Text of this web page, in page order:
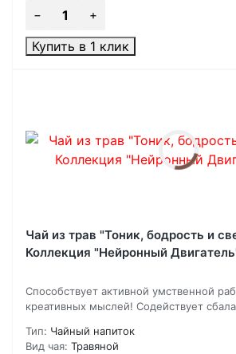
Купить в 1 клик
Чай из трав "Тоник, бодрость и
Коллекция "Нейронный
Способствует активной умственной
креативных мыслей! Содействует
Тип: Чайный напиток
Вид чая: Травяной